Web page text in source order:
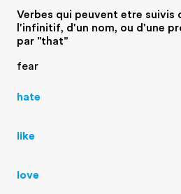
Verbes qui peuvent etre suivis
l'infinitif, d'un nom, ou d'une
par "that"
fear
hate
like
love